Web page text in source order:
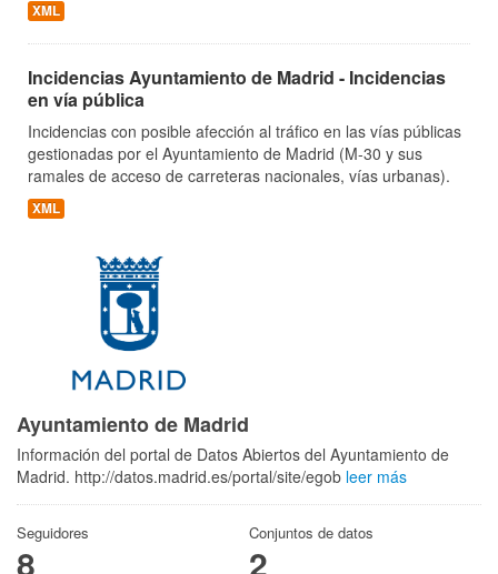
XML
Incidencias Ayuntamiento de Madrid - Incidencias
en vía pública
Incidencias con posible afección al tráfico en las vías públicas
gestionadas por el Ayuntamiento de Madrid (M-30 y sus
ramales de acceso de carreteras nacionales, vías urbanas).
XML
Ayuntamiento de Madrid
Información del portal de Datos Abiertos del Ayuntamiento de
Madrid. http://datos.madrid.es/portal/site/egob leer más
Seguidores
8
Conjuntos de datos
2